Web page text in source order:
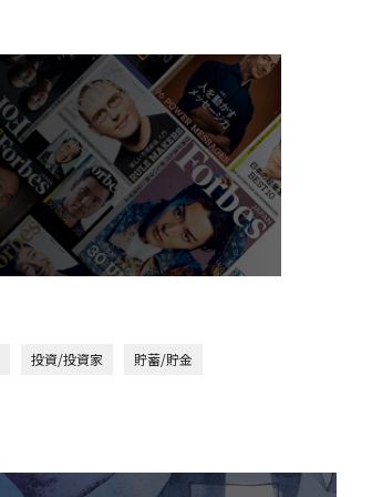
投資/投資家
貯蓄/貯金